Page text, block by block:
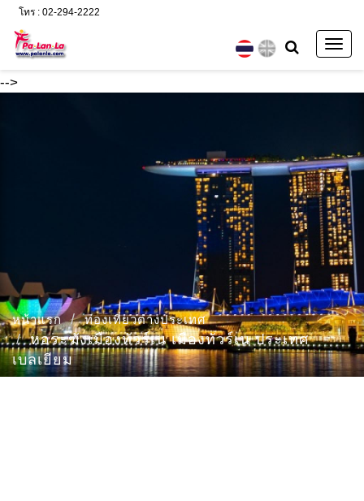
-->
โทร : 02-294-2222
หน้าแรก ท่องเที่ยวต่างประเทศ
หอระฆังเมืองทัวร์เน เมืองทัวร์เน ประเทศ
เบลเยียม